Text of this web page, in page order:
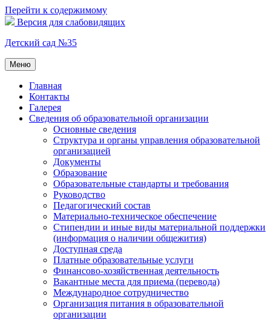
Перейти к содержимому
Версия для слабовидящих
Детский сад №35
Меню
Главная
Контакты
Галерея
Сведения об образовательной организации
Основные сведения
Структура и органы управления образовательной
организацией
Документы
Образование
Образовательные стандарты и требования
Руководство
Педагогический состав
Материально-техническое обеспечение
Стипендии и иные виды материальной поддержки
(информация о наличии общежития)
Доступная среда
Платные образовательные услуги
Финансово-хозяйственная деятельность
Вакантные места для приема (перевода)
Международное сотрудничество
Организация питания в образовательной
организации